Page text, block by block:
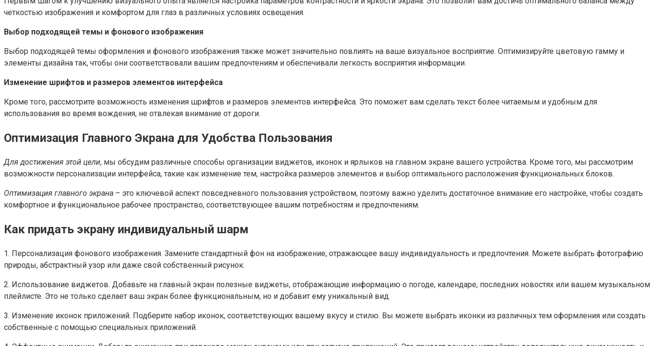
четкостью изображения и комфортом для глаз в различных условиях освещения.
Выбор подходящей темы и фонового изображения
Выбор подходящей темы оформления и фонового изображения также может значительно повлиять на ваше визуальное восприятие. Оптимизируйте цветовую гамму и
элементы дизайна так, чтобы они соответствовали вашим предпочтениям и обеспечивали легкость восприятия информации.
Изменение шрифтов и размеров элементов интерфейса
Кроме того, рассмотрите возможность изменения шрифтов и размеров элементов интерфейса. Это поможет вам сделать текст более читаемым и удобным для
использования во время вождения, не отвлекая внимание от дороги.
Оптимизация Главного Экрана для Удобства Пользования
Для достижения этой цели, мы обсудим различные способы организации виджетов, иконок и ярлыков на главном экране вашего устройства. Кроме того, мы рассмотрим
возможности персонализации интерфейса, такие как изменение тем, настройка размеров элементов и выбор оптимального расположения функциональных блоков.
Оптимизация главного экрана – это ключевой аспект повседневного пользования устройством, поэтому важно уделить достаточное внимание его настройке, чтобы создать
комфортное и функциональное рабочее пространство, соответствующее вашим потребностям и предпочтениям.
Как придать экрану индивидуальный шарм
1. Персонализация фонового изображения. Замените стандартный фон на изображение, отражающее вашу индивидуальность и предпочтения. Можете выбрать фотографию
природы, абстрактный узор или даже свой собственный рисунок.
2. Использование виджетов. Добавьте на главный экран полезные виджеты, отображающие информацию о погоде, календаре, последних новостях или вашем музыкальном
плейлисте. Это не только сделает ваш экран более функциональным, но и добавит ему уникальный вид.
3. Изменение иконок приложений. Подберите набор иконок, соответствующих вашему вкусу и стилю. Вы можете выбрать иконки из различных тем оформления или создать
собственные с помощью специальных приложений.